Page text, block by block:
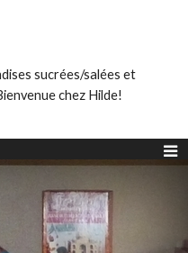
sucrées/salées et
chez Hilde!